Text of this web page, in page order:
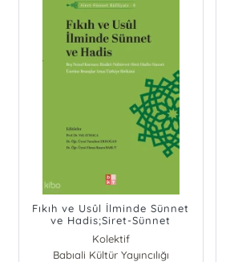
Fıkıh ve Usûl İlminde Sünnet
ve Hadis;Siret-Sünnet
Külliyatı - 6
Kolektif
Babıali Kültür Yayıncılığı